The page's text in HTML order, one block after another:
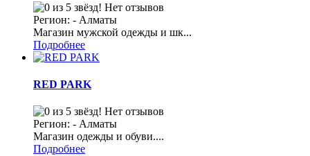
Нет отзывов
Регион: - Алматы
Магазин мужской одежды и шк...
Подробнее
RED PARK
Нет отзывов
Регион: - Алматы
Магазин одежды и обуви....
Подробнее